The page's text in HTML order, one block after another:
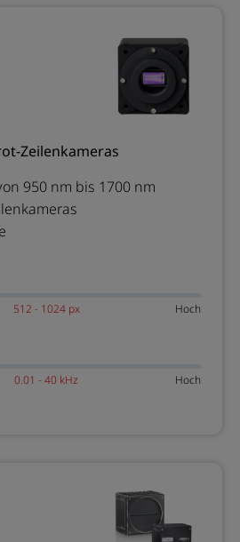
Zeilenkameras
950 nm bis 1700 nm
512 - 1024 px Hoch
0.01 - 40 kHz Hoch